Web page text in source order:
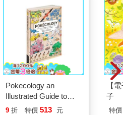
Pokecology an
Illustrated Guide to
Pokemon Ecology
9 折 特價 513 元
【
子
特價